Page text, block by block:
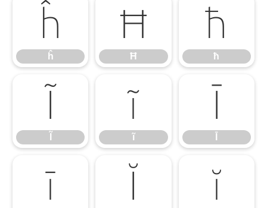
ĥ
ĥ
Ħ
Ħ
ħ
ħ
Ĩ ĩ
ĩ
Ī
ī Ĭ ĭ